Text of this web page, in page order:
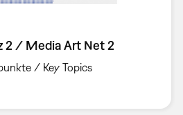
2 / Media Art Net 2
/ Key Topics